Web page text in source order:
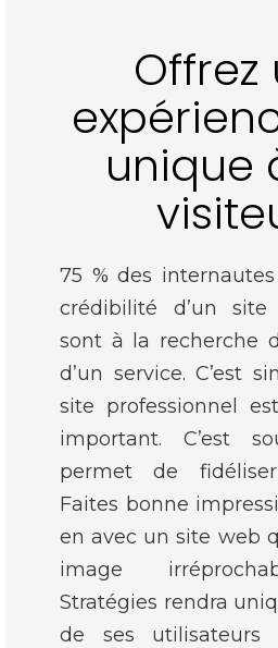
Offrez
unique
75 % des
crédibilité d’un site
sont à la recherche
d’un service. C’est
site professionnel
important. C’est
permet de
Faites bonne
en avec un site web
image
Stratégies rendra
de ses utilisateurs